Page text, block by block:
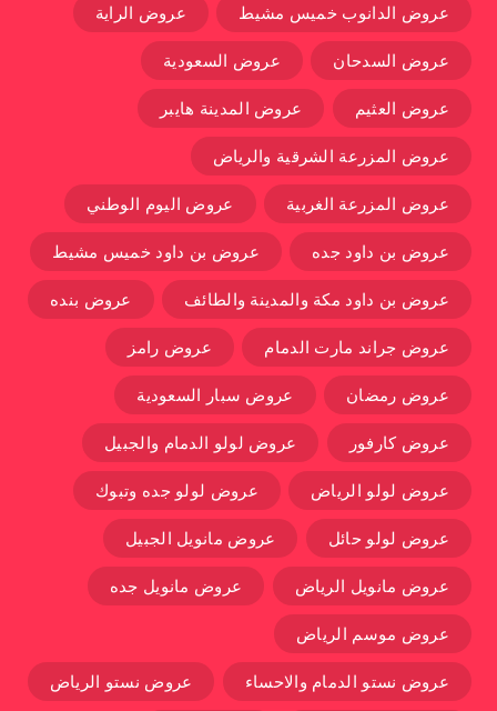
عروض الدانوب خميس مشيط عروض الراية
عروض السدحان عروض السعودية
عروض العثيم عروض المدينة هايبر
عروض المزرعة الشرقية والرياض
عروض المزرعة الغربية عروض اليوم الوطني
عروض بن داود جده عروض بن داود خميس مشيط
عروض بن داود مكة والمدينة والطائف عروض بنده
عروض جراند مارت الدمام عروض رامز
عروض رمضان عروض سبار السعودية
عروض كارفور عروض لولو الدمام والجبيل
عروض لولو الرياض عروض لولو جده وتبوك
عروض لولو حائل عروض مانويل الجبيل
عروض مانويل الرياض عروض مانويل جده
عروض موسم الرياض
عروض نستو الدمام والاحساء عروض نستو الرياض